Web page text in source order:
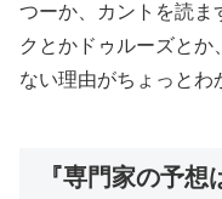
つーか、カントを読ま
クとかドゥルーズとか
ない理由がちょっとわ
『専門家の予想